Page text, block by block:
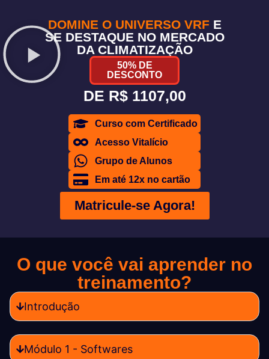
DOMINE O UNIVERSO VRF E
SE DESTAQUE NO MERCADO
DA CLIMATIZAÇÃO
50% DE
DESCONTO
DE R$ 1107,00
Curso com Certificado
Acesso Vitalício
Grupo de Alunos
Em até 12x no cartão
Matricule-se Agora!
O que você vai aprender no
treinamento?
Introdução
Módulo 1 - Softwares